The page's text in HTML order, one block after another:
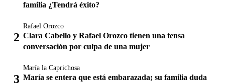
familia ¿Tendrá éxito?
Rafael Orozco
Clara Cabello y Rafael Orozco tienen una tensa
conversación por culpa de una mujer
María la Caprichosa
María se entera que está embarazada; su familia duda